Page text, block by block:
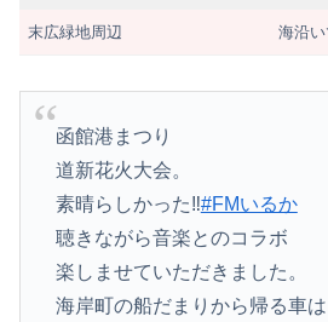
末広緑地周辺 海沿
函館港まつり
道新花火大会。
素晴らしかった‼︎#FMいるか
聴きながら音楽とのコラボ
楽しませていただきました。
海岸町の船だまりから帰る車は